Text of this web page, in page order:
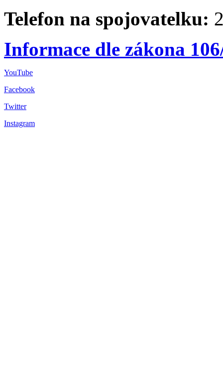
Telefon na spojovatelku:
Informace dle zákona
YouTube
Facebook
Twitter
Instagram